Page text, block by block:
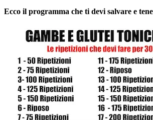
Ecco il programma che ti devi salvare e